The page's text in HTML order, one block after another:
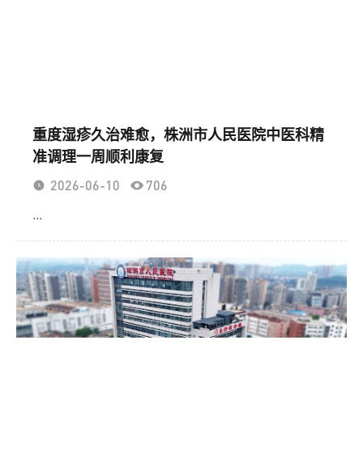
重度湿疹久治难愈，株洲市人民医院中医科精
准调理一周顺利康复
2026-06-10 706
...